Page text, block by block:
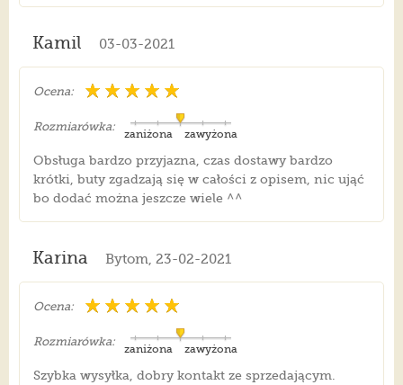
Kamil 03-03-2021
Ocena:
Rozmiarówka:
zawyżona
zaniżona
Obsługa bardzo przyjazna, czas dostawy bardzo
krótki, buty zgadzają się w całości z opisem, nic ująć
bo dodać można jeszcze wiele ^^
Karina Bytom, 23-02-2021
Ocena:
Rozmiarówka:
zawyżona
zaniżona
Szybka wysyłka, dobry kontakt ze sprzedającym.